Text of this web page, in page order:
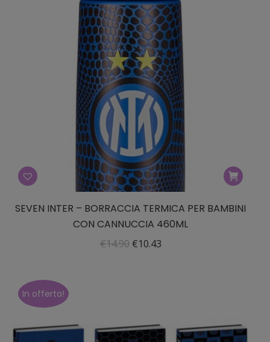
SEVEN INTER – BORRACCIA TERMICA PER BAMBINI
CON CANNUCCIA 460ML
€14.90 Il
€10.43Il
In offerta!